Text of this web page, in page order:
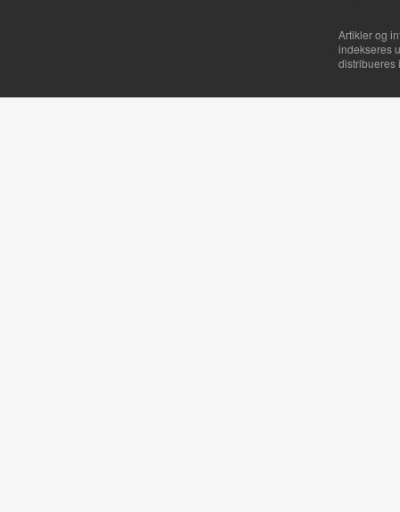
Artikler og
indekseres
distribueres